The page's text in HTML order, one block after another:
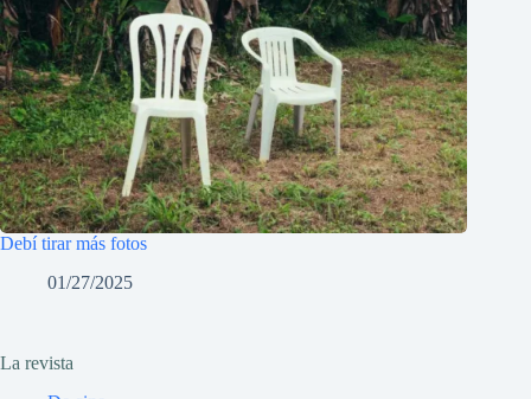
Debí tirar más fotos
01/27/2025
La revista